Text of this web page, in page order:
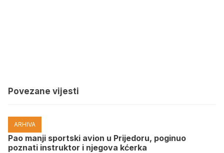
Povezane vijesti
ARHIVA
Pao manji sportski avion u Prijedoru, poginuo
poznati instruktor i njegova kćerka